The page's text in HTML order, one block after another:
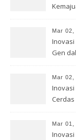
Mar 02,
Inovasi
Gen
Mar 02,
Inovasi
Mar 01,